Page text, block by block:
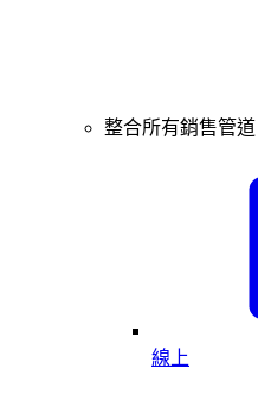
整合所有銷售管道
線上